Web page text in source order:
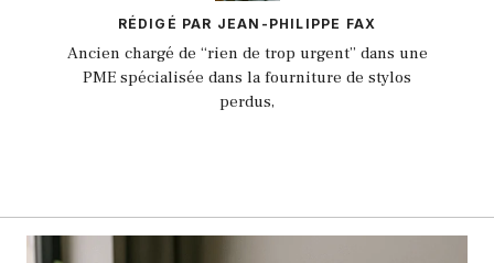
RÉDIGÉ PAR JEAN-PHILIPPE FAX
Ancien chargé de “rien de trop urgent” dans une
PME spécialisée dans la fourniture de stylos
perdus,